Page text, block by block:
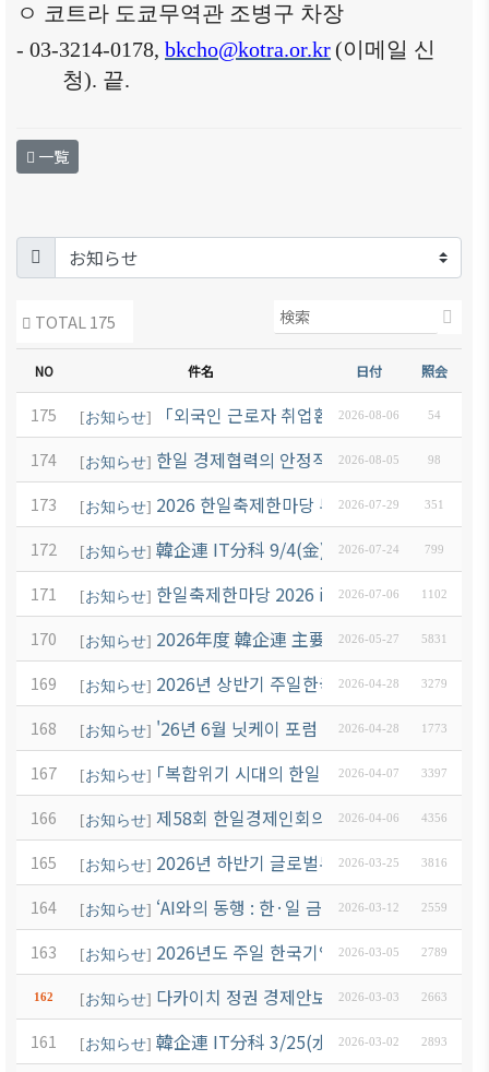
ㅇ 코트라 도쿄무역관 조병구 차장
- 03-3214-0178, bkcho@kotra.or.kr (이메일 신
청). 끝.
一覧
TOTAL 175
NO 件名 日付 照会
175 [お知らせ] 「외국인 근로자 취업환경 정비 지원금」 안
2026-08-06 54
174 [お知らせ] 한일 경제협력의 안정적 발전을 위한 제언
2026-08-05 98
173 [お知らせ] 2026 한일축제한마당 부스참가 안내
2026-07-29 351
172 [お知らせ] 韓企連 IT分科 9/4(金) 17:00～ 無料セミ
2026-07-24 799
171 [お知らせ] 한일축제한마당 2026 in Tokyo 한국 무대 공
2026-07-06 1102
170 [お知らせ] 2026年度 韓企連 主要日程2026-05-27 5831
169 [お知らせ] 2026년 상반기 주일한국기업 “온라인 잡페
2026-04-28 3279
168 [お知らせ] '26년 6월 닛케이 포럼 한일특별세션 관련 안
2026-04-28 1773
167 [お知らせ] ｢복합위기 시대의 한일 新경제협력 세미나
2026-04-07 3397
166 [お知らせ] 제58회 한일경제인회의(5/19~21) 개최 및 참
2026-04-06 4356
165 [お知らせ] 2026년 하반기 글로벌무역인턴십(28기) 신
2026-03-25 3816
164 [お知らせ] ‘AI와의 동행 : 한·일 금융, 함께 여는 미래’
2026-03-12 2559
163 [お知らせ] 2026년도 주일 한국기업 경영환경 및 비즈니
2026-03-05 2789
162 [お知らせ] 다카이치 정권 경제안보 정책 설명회 개최 안
2026-03-03 2663
161 [お知らせ] 韓企連 IT分科 3/25(水) 17:00～ 無料セミ
2026-03-02 2893